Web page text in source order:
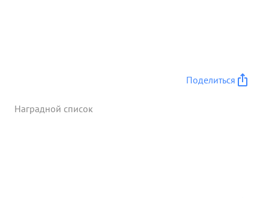
поражению и овладению гор. МЕВЕ и ДИРШАУ,
Главнокомандующего №294 от 7.3 .45г .и №299 от
Поделиться
Наградной список